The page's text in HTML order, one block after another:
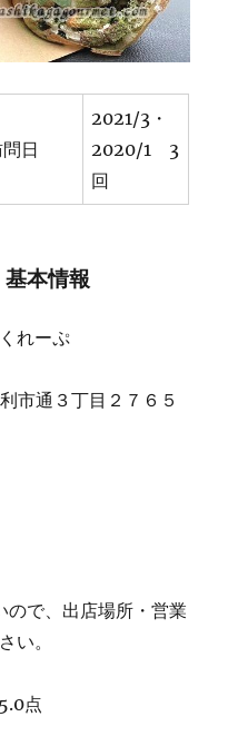
日
2021/3・
2020/1 3
回
本情報
れーぷ
市通３丁目２７６５
ので、出店場所・営業
い。
点